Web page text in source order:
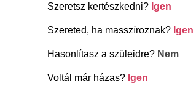
Szeretsz kertészkedni? Igen
Szereted, ha masszíroznak? Igen
Hasonlítasz a szüleidre? Nem
Voltál már házas? Igen